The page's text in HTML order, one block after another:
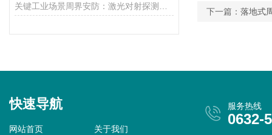
下一篇： 落地式
快速导航
网站首页 关于我们
服务热线
0632-